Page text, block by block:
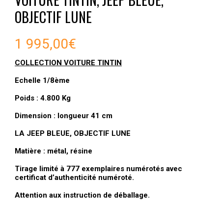
OBJECTIF LUNE
1 995,00€
COLLECTION VOITURE TINTIN
Echelle 1/8ème
Poids : 4.800 Kg
Dimension : longueur 41 cm
LA JEEP BLEUE, OBJECTIF LUNE
Matière : métal, résine
Tirage limité à 777 exemplaires numérotés avec
certificat d’authenticité numéroté.
Attention aux instruction de déballage.